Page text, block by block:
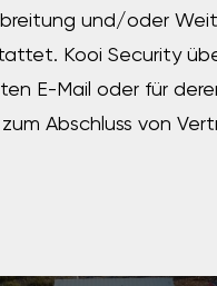
und/oder
Kooi Security
E-Mail oder für
Abschluss von